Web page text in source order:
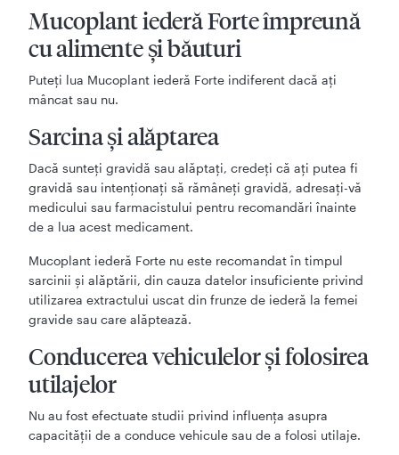
Mucoplant iederă Forte împreună
cu alimente şi băuturi
Puteți lua Mucoplant iederă Forte indiferent dacă ați
mâncat sau nu.
Sarcina și alăptarea
Dacă sunteţi gravidă sau alăptaţi, credeţi că aţi putea fi
gravidă sau intenţionaţi să rămâneţi gravidă, adresaţi-vă
medicului sau farmacistului pentru recomandări înainte
de a lua acest medicament.
Mucoplant iederă Forte nu este recomandat în timpul
sarcinii și alăptării, din cauza datelor insuficiente privind
utilizarea extractului uscat din frunze de iederă la femei
gravide sau care alăptează.
Conducerea vehiculelor şi folosirea
utilajelor
Nu au fost efectuate studii privind influența asupra
capacităţii de a conduce vehicule sau de a folosi utilaje.